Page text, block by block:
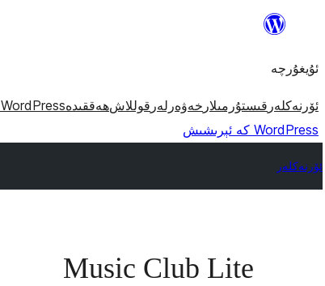
مەزمۇنغا
ئۇيغۇرچە
ئۆرنەكلەر قىستۇرمىلار خەۋەرلەر قوللاشھەققىدەWordPress كە ئېرىشىش
WordPress كە ئېرىشىش
ئۆرنەكلەر
Music Club Lite